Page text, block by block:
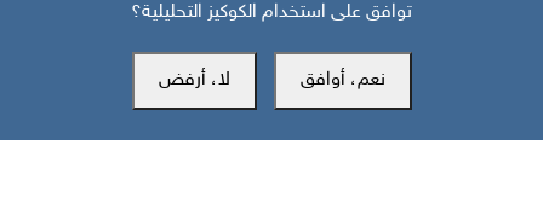
توافق على استخدام الكوكيز التحليلية؟
نعم، أوافق لا، أرفض